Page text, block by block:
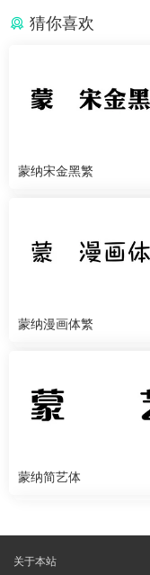
猜你喜欢
蒙纳宋金黑繁
蒙纳漫画体繁
蒙纳简艺体
关于本站